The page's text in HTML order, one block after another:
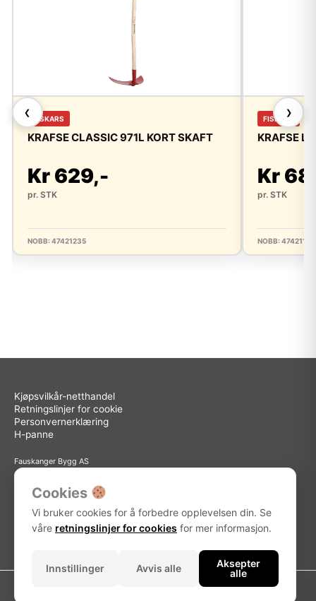
❮
FISKARS
KRAFSE CLASSIC 971L KORT SKAFT
Kr 629,-
pr. STK
NOBB: 47421235
FISKARS
KRAFSE
Kr
pr. STK
NOBB: 47421163
❯
Kjøpsvilkår-netthandel
Retningslinjer for cookie
Personvernerklæring
H-panne
Fauskanger Bygg AS
Org.nr: 936 558 585
Sted: Askøy
Adresse: Storebotn 15, 5309 Kleppestø
Telefon: 56 15 15 30
E-post: info@fauskanger.byggern.no
Cookies
Vi bruker cookies for å forbedre opplevelsen din. Se
våre retningslinjer for cookies for mer informasjon.
Innstillinger Avvis alle
Aksepter
alle
Kontakt oss